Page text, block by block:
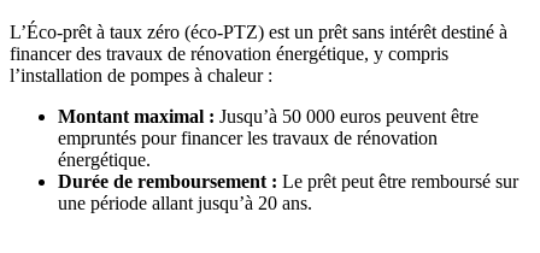
L’Éco-prêt à taux zéro (éco-PTZ) est un prêt sans intérêt destiné à
financer des travaux de rénovation énergétique, y compris
l’installation de pompes à chaleur :
Montant maximal : Jusqu’à 50 000 euros peuvent être
empruntés pour financer les travaux de rénovation
énergétique.
Durée de remboursement : Le prêt peut être remboursé sur
une période allant jusqu’à 20 ans.